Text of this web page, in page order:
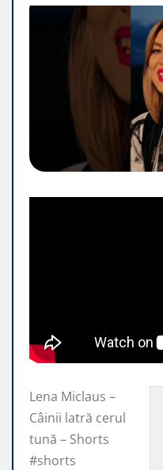
Lena Miclaus –
Câinii latră cerul
tună – Shorts
#shorts